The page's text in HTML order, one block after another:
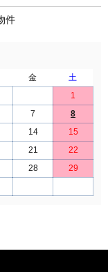
件
金
土
1
7
8
14
15
21
22
28
29